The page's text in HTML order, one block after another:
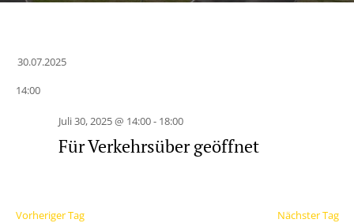
30.07.2025
wählen.
14:00
Juli 30, 2025 @ 14:00- 18:00
Für Verkehrsüber geöffnet
Vorheriger Tag Nächster Tag